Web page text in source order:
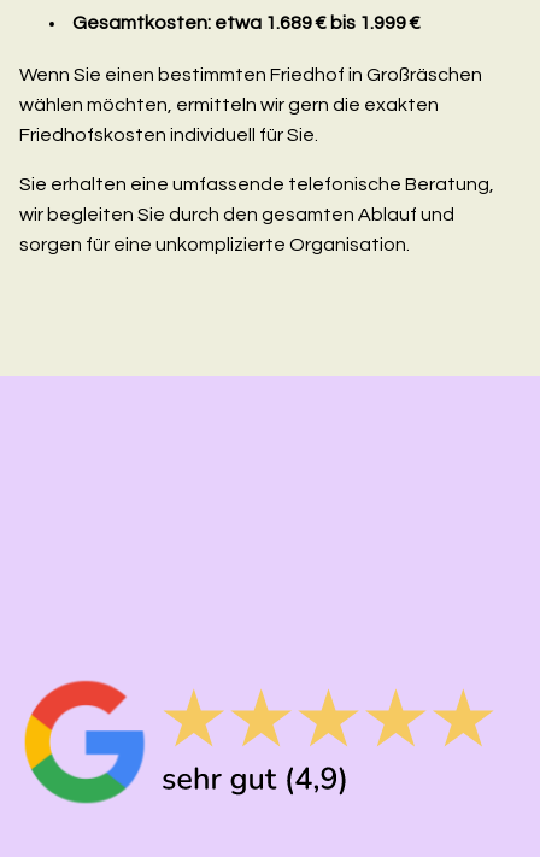
Gesamtkosten: etwa 1.689 € bis 1.999 €
Wenn Sie einen bestimmten Friedhof in Großräschen
wählen möchten, ermitteln wir gern die exakten
Friedhofskosten individuell für Sie.
Sie erhalten eine umfassende telefonische Beratung,
wir begleiten Sie durch den gesamten Ablauf und
sorgen für eine unkomplizierte Organisation.